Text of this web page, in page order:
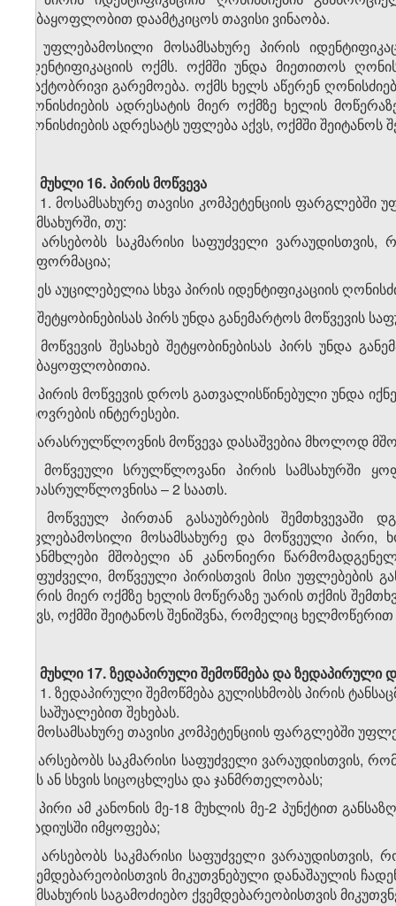
ნებაყოფლობით დაამტკიცოს თავისი ვინაობა.
4. უფლებამოსილი მოსამსახურე პირის
იდენტიფიკაციის ოქმს. ოქმში უნდა მიეთითოს
ფაქტობრივი გარემოება. ოქმს ხელს აწერენ
ღონისძიების ადრესატის მიერ ოქმზე ხელის
ღონისძიების ადრესატს უფლება აქვს, ოქმში
მუხლი 16.პირის მოწვევა
1. მოსამსახურე თავისი კომპეტენციის ფარგლებში
სამსახურში, თუ:
ა) არსებობს საკმარისი საფუძველი
ინფორმაცია;
ბ) ეს აუცილებელია სხვა პირის იდენტიფიკაციის
2. შეტყობინებისას პირს უნდა განემარტოს მოწვევის
3. მოწვევის შესახებ შეტყობინებისას პირს უნდა
ნებაყოფლობითია.
4. პირის მოწვევის დროს გათვალისწინებული უნდა
ცხოვრების ინტერესები.
5. არასრულწლოვნის მოწვევა დასაშვებია მხოლოდ
6. მოწვეული სრულწლოვანი პირის სამსახურში
არასრულწლოვნისა – 2 საათს.
7. მოწვეულ პირთან გასაუბრების შემთხვევაში
უფლებამოსილი მოსამსახურე და მოწვეული
თანმხლები მშობელი ან კანონიერი
საფუძველი, მოწვეული პირისთვის მისი უფლებების
პირის მიერ ოქმზე ხელის მოწერაზე უარის თქმის
აქვს, ოქმში შეიტანოს შენიშვნა, რომელიც
მუხლი 17.ზედაპირული შემოწმება და ზედაპირული
1. ზედაპირული შემოწმება გულისხმობს პირის
ან საშუალებით შეხებას.
2. მოსამსახურე თავისი კომპეტენციის ფარგლებში
ა) არსებობს საკმარისი საფუძველი ვარაუდისთვის,
მის ან სხვის სიცოცხლესა და ჯანმრთელობას;
ბ) პირი ამ კანონის მე-18 მუხლის მე-2 პუნქტით
რადიუსში იმყოფება;
გ) არსებობს საკმარისი საფუძველი
ქვემდებარეობისთვის მიკუთვნებული დანაშაულის
სამსახურის საგამოძიებო ქვემდებარეობისთვის